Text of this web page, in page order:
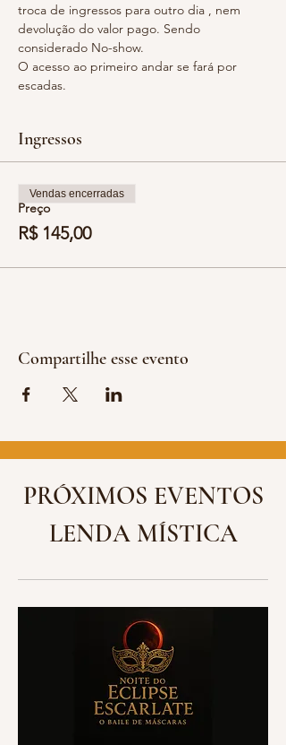
troca de ingressos para outro dia , nem
devolução do valor pago. Sendo
considerado No-show.
O acesso ao primeiro andar se fará por
escadas.
Ingressos
Preço
R$ 145,00
Vendas encerradas
Compartilhe esse evento
PRÓXIMOS EVENTOS
LENDA MÍSTICA